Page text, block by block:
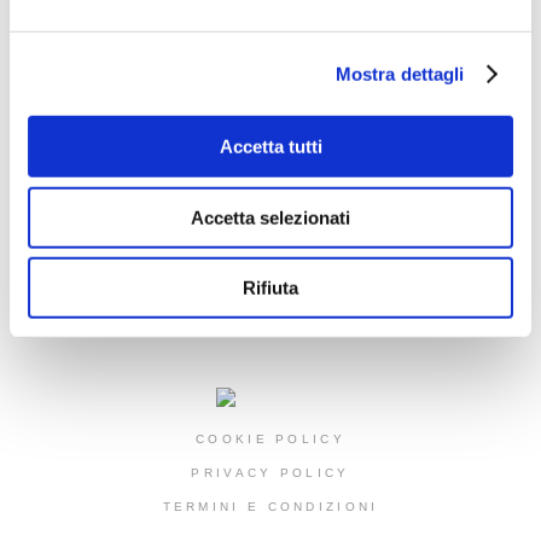
Mostra dettagli
Accetta tutti
Accetta selezionati
Rifiuta
NEWSLETTER
ISCRIVITI
COOKIE POLICY
PRIVACY POLICY
TERMINI E CONDIZIONI